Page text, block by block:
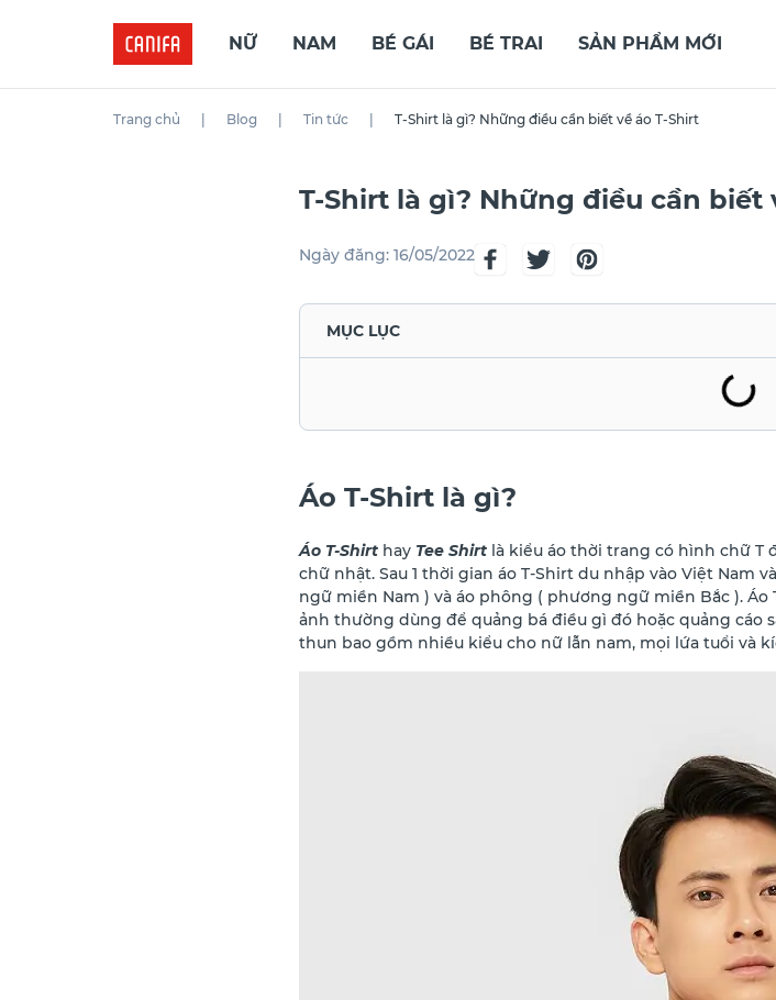
NỮ NAM BÉ GÁI BÉ TRAI SẢN PHẨM MỚI
Trang chủ Blog Tin tức T-Shirt là gì? Những điều cần biết về áo T-Shirt
T-Shirt là gì? Những điều cần biết
Ngày đăng: 16/05/2022
MỤC LỤC
Áo T-Shirt là gì?
Áo T-Shirt hay Tee Shirt là kiểu áo thời trang có hình chữ T
chữ nhật. Sau 1 thời gian áo T-Shirt du nhập vào Việt
ngữ miền Nam ) và áo phông ( phương ngữ miền Bắc ).
ảnh thường dùng để quảng bá điều gì đó hoặc quảng cáo
thun bao gồm nhiều kiểu cho nữ lẫn nam, mọi lứa tuổi và